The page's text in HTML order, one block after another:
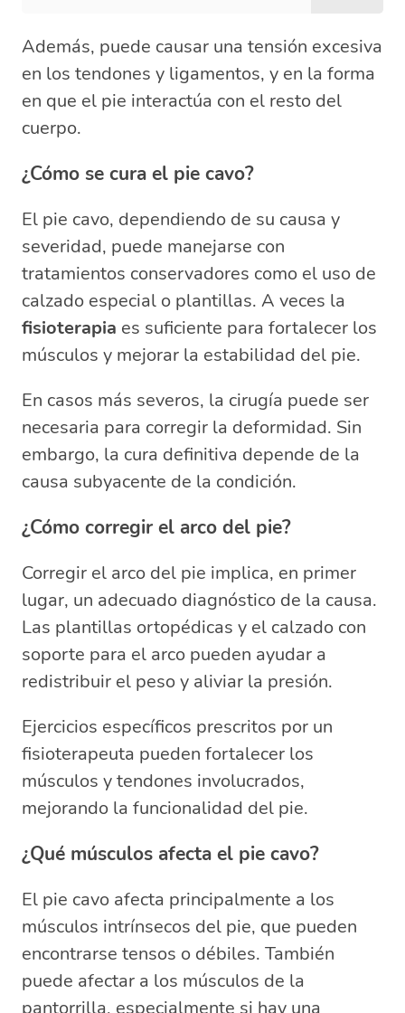
Además, puede causar una tensión excesiva
en los tendones y ligamentos, y en la forma
en que el pie interactúa con el resto del
cuerpo.
¿Cómo se cura el pie cavo?
El pie cavo, dependiendo de su causa y
severidad, puede manejarse con
tratamientos conservadores como el uso de
calzado especial o plantillas. A veces la
fisioterapia es suficiente para fortalecer los
músculos y mejorar la estabilidad del pie.
En casos más severos, la cirugía puede ser
necesaria para corregir la deformidad. Sin
embargo, la cura definitiva depende de la
causa subyacente de la condición.
¿Cómo corregir el arco del pie?
Corregir el arco del pie implica, en primer
lugar, un adecuado diagnóstico de la causa.
Las plantillas ortopédicas y el calzado con
soporte para el arco pueden ayudar a
redistribuir el peso y aliviar la presión.
Ejercicios específicos prescritos por un
fisioterapeuta pueden fortalecer los
músculos y tendones involucrados,
mejorando la funcionalidad del pie.
¿Qué músculos afecta el pie cavo?
El pie cavo afecta principalmente a los
músculos intrínsecos del pie, que pueden
encontrarse tensos o débiles. También
puede afectar a los músculos de la